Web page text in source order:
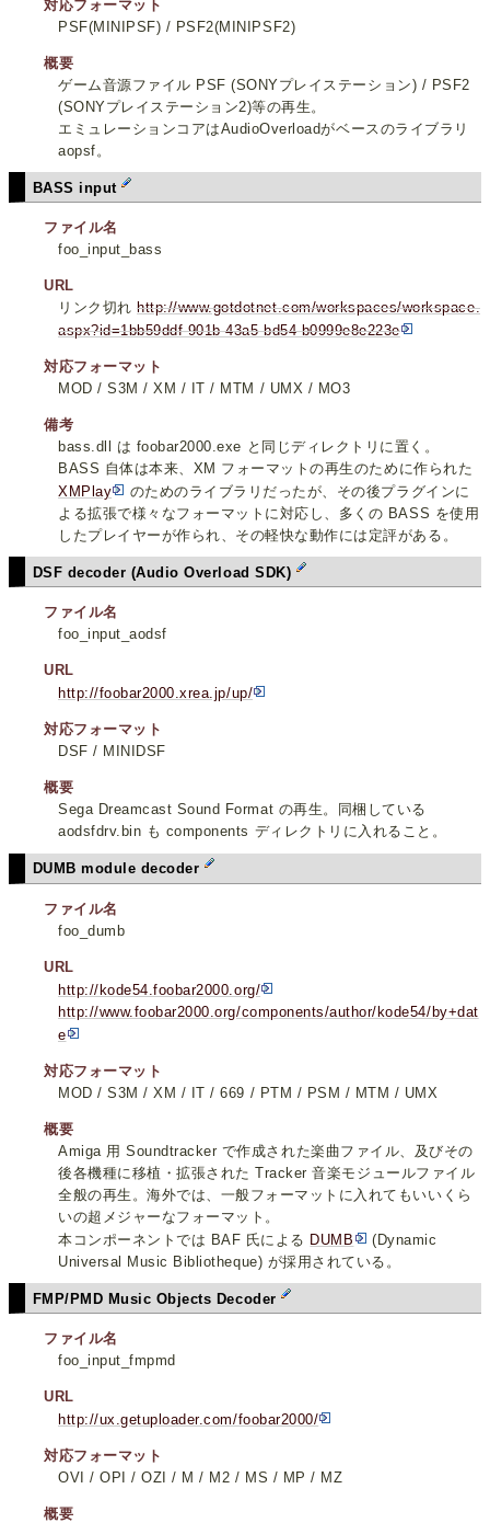
対応フォーマット
PSF(MINIPSF) / PSF2(MINIPSF2)
概要
ゲーム音源ファイル PSF (SONYプレイステーション) / PSF2
(SONYプレイステーション2)等の再生。
エミュレーションコアはAudioOverloadがベースのライブラリ
aopsf。
BASS input
ファイル名
foo_input_bass
URL
リンク切れhttp://www.gotdotnet.com/workspaces/workspace.
aspx?id=1bb59ddf-901b-43a5-bd54-b0999e8e223e
対応フォーマット
MOD / S3M / XM / IT / MTM / UMX / MO3
備考
bass.dll は foobar2000.exe と同じディレクトリに置く。
BASS 自体は本来、XM フォーマットの再生のために作られた
XMPlay
のためのライブラリだったが、その後プラグインに
よる拡張で様々なフォーマットに対応し、多くの BASS を使用
したプレイヤーが作られ、その軽快な動作には定評がある。
DSF decoder (Audio Overload SDK)
ファイル名
foo_input_aodsf
URL
http://foobar2000.xrea.jp/up/
対応フォーマット
DSF / MINIDSF
概要
Sega Dreamcast Sound Format の再生。同梱している
aodsfdrv.bin も components ディレクトリに入れること。
DUMB module decoder
ファイル名
foo_dumb
URL
http://kode54.foobar2000.org/
http://www.foobar2000.org/components/author/kode54/by+dat
e
対応フォーマット
MOD / S3M / XM / IT / 669 / PTM / PSM / MTM / UMX
概要
Amiga 用 Soundtracker で作成された楽曲ファイル、及びその
後各機種に移植・拡張された Tracker 音楽モジュールファイル
全般の再生。海外では、一般フォーマットに入れてもいいくら
いの超メジャーなフォーマット。
本コンポーネントでは BAF 氏による DUMB
(Dynamic
Universal Music Bibliotheque) が採用されている。
FMP/PMD Music Objects Decoder
ファイル名
foo_input_fmpmd
URL
http://ux.getuploader.com/foobar2000/
対応フォーマット
OVI / OPI / OZI / M / M2 / MS / MP / MZ
概要